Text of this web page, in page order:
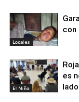
Locales
con
El Niño
es